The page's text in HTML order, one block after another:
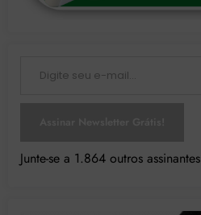
Junte-se a 1.864 outros assinantes